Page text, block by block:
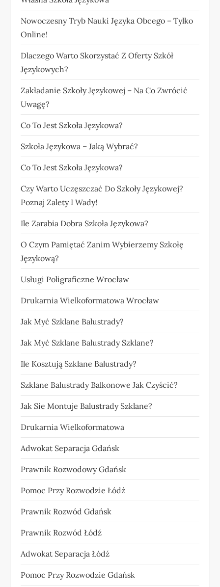
Nowoczesny Tryb Nauki Języka Obcego – Tylko
Online!
Dlaczego Warto Skorzystać Z Oferty Szkół
Językowych?
Zakładanie Szkoły Językowej – Na Co Zwrócić
Uwagę?
Co To Jest Szkoła Językowa?
Szkoła Językowa – Jaką Wybrać?
Co To Jest Szkoła Językowa?
Czy Warto Uczęszczać Do Szkoły Językowej?
Poznaj Zalety I Wady!
Ile Zarabia Dobra Szkoła Językowa?
O Czym Pamiętać Zanim Wybierzemy Szkołę
Językową?
Usługi Poligraficzne Wrocław
Drukarnia Wielkoformatowa Wrocław
Jak Myć Szklane Balustrady?
Jak Myć Szklane Balustrady Szklane?
Ile Kosztują Szklane Balustrady?
Szklane Balustrady Balkonowe Jak Czyścić?
Jak Sie Montuje Balustrady Szklane?
Drukarnia Wielkoformatowa
Adwokat Separacja Gdańsk
Prawnik Rozwodowy Gdańsk
Pomoc Przy Rozwodzie Łódź
Prawnik Rozwód Gdańsk
Prawnik Rozwód Łódź
Adwokat Separacja Łódź
Pomoc Przy Rozwodzie Gdańsk